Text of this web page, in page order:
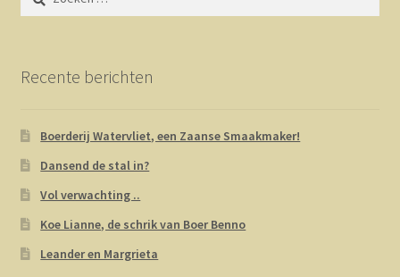
naar:
Recente berichten
Boerderij Watervliet, een Zaanse Smaakmaker!
Dansend de stal in?
Vol verwachting ..
Koe Lianne, de schrik van Boer Benno
Leander en Margrieta